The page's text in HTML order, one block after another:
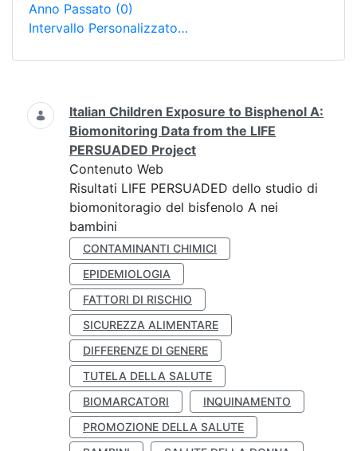
Anno Passato (0)
Intervallo Personalizzato…
Ricerca
Italian Children Exposure to Bisphenol A:
Biomonitoring Data from the LIFE
PERSUADED Project
Contenuto Web
Risultati LIFE PERSUADED dello studio di
biomonitoragio del bisfenolo A nei
bambini
CONTAMINANTI CHIMICI
EPIDEMIOLOGIA
FATTORI DI RISCHIO
SICUREZZA ALIMENTARE
DIFFERENZE DI GENERE
TUTELA DELLA SALUTE
BIOMARCATORI
INQUINAMENTO
PROMOZIONE DELLA SALUTE